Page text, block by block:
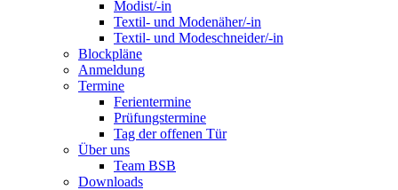
Modist/-in
Textil- und Modenäher/-in
Textil- und Modeschneider/-in
Blockpläne
Anmeldung
Termine
Ferientermine
Prüfungstermine
Tag der offenen Tür
Über uns
Team BSB
Downloads